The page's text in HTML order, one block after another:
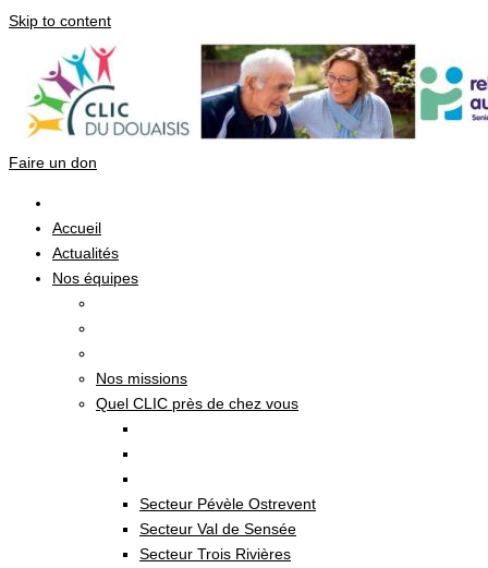
Skip to content
Faire un don
Accueil
Actualités
Nos équipes
Nos missions
Quel CLIC près de chez vous
Secteur Pévèle Ostrevent
Secteur Val de Sensée
Secteur Trois Rivières